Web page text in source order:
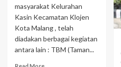
masyarakat Kelurahan
Kasin Kecamatan Klojen
Kota Malang , telah
diadakan berbagai kegiatan
antara lain : TBM (Taman...